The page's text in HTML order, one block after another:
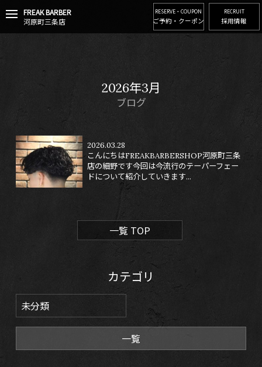
FREAK BARBER
河原町三条店
RESERVE・COUPON
ご予約・クーポン
RECRUIT
採用情報
2026年3月
ブログ
2026.03.28
こんにちはFREAKBARBERSHOP河原町三条
店の細野です今回は今流行のテーパーフェー
ドについて紹介していきます...
一覧 TOP
カテゴリ
未分類
一覧
t
g
a
o
n